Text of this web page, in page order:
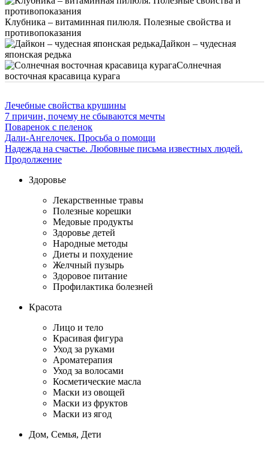
Клубника – витаминная пилюля. Полезные свойства и
противопоказания
Дайкон – чудесная
японская редька
Солнечная
восточная красавица курага
Лечебные свойства крушины
7 причин, почему не сбываются мечты
Поваренок с пеленок
Дали-Ангелочек. Просьба о помощи
Надежда на счастье. Любовные письма известных людей.
Продолжение
Здоровье
Лекарственные травы
Полезные корешки
Медовые продукты
Здоровье детей
Народные методы
Диеты и похудение
Желчный пузырь
Здоровое питание
Профилактика болезней
Красота
Лицо и тело
Красивая фигура
Уход за руками
Ароматерапия
Уход за волосами
Косметические масла
Маски из овощей
Маски из фруктов
Маски из ягод
Дом, Семья, Дети